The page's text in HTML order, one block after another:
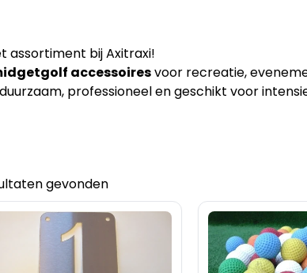
assortiment bij Axitraxi!
accessoiresvoor recreatie,
professioneel en geschikt voor
gevonden